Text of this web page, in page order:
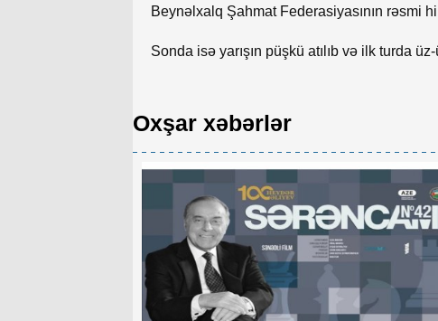
Beynəlxalq Şahmat Federasiyasının rəsmi
Sonda isə yarışın püşkü atılıb və ilk turda
Oxşar xəbərlər